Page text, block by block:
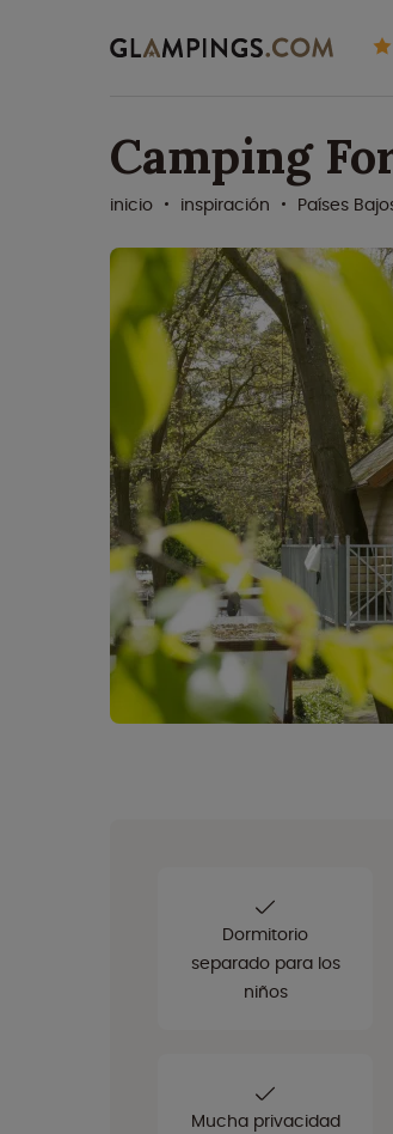
Camping
inicio inspiración Países
Dormitorio
separado para los
niños
Mucha privacidad